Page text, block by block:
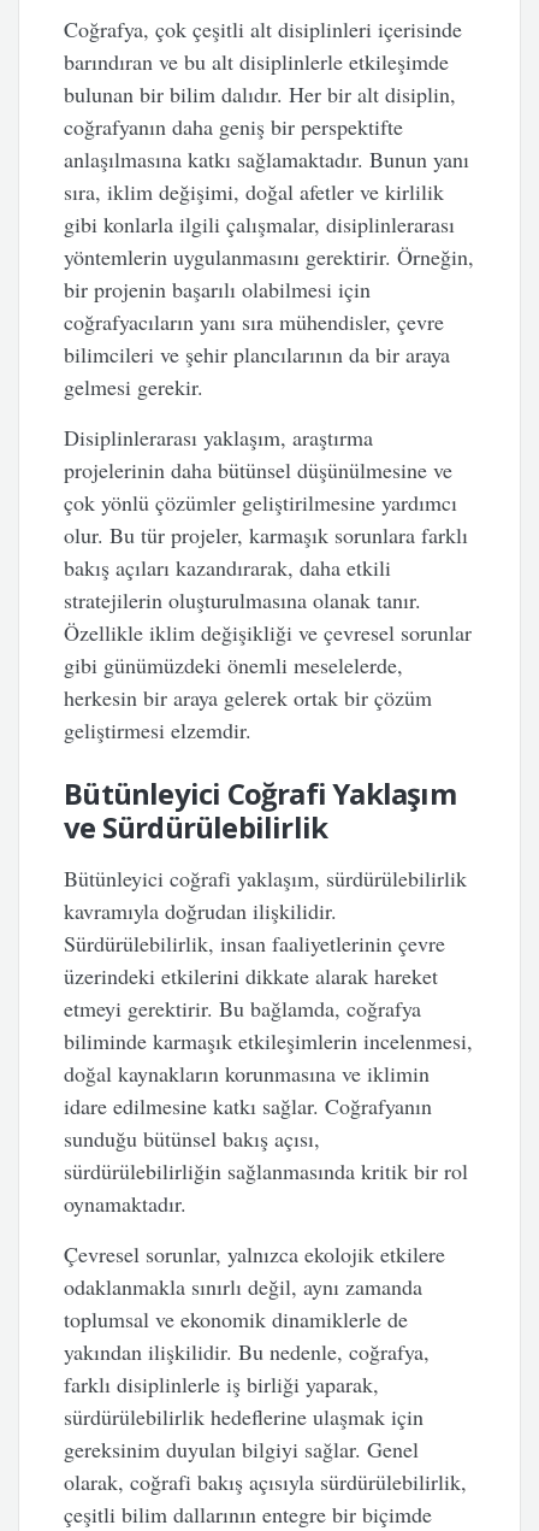
Coğrafya, çok çeşitli alt disiplinleri içerisinde
barındıran ve bu alt disiplinlerle etkileşimde
bulunan bir bilim dalıdır. Her bir alt disiplin,
coğrafyanın daha geniş bir perspektifte
anlaşılmasına katkı sağlamaktadır. Bunun yanı
sıra, iklim değişimi, doğal afetler ve kirlilik
gibi konlarla ilgili çalışmalar, disiplinlerarası
yöntemlerin uygulanmasını gerektirir. Örneğin,
bir projenin başarılı olabilmesi için
coğrafyacıların yanı sıra mühendisler, çevre
bilimcileri ve şehir plancılarının da bir araya
gelmesi gerekir.
Disiplinlerarası yaklaşım, araştırma
projelerinin daha bütünsel düşünülmesine ve
çok yönlü çözümler geliştirilmesine yardımcı
olur. Bu tür projeler, karmaşık sorunlara farklı
bakış açıları kazandırarak, daha etkili
stratejilerin oluşturulmasına olanak tanır.
Özellikle iklim değişikliği ve çevresel sorunlar
gibi günümüzdeki önemli meselelerde,
herkesin bir araya gelerek ortak bir çözüm
geliştirmesi elzemdir.
Bütünleyici Coğrafi Yaklaşım
ve Sürdürülebilirlik
Bütünleyici coğrafi yaklaşım, sürdürülebilirlik
kavramıyla doğrudan ilişkilidir.
Sürdürülebilirlik, insan faaliyetlerinin çevre
üzerindeki etkilerini dikkate alarak hareket
etmeyi gerektirir. Bu bağlamda, coğrafya
biliminde karmaşık etkileşimlerin incelenmesi,
doğal kaynakların korunmasına ve iklimin
idare edilmesine katkı sağlar. Coğrafyanın
sunduğu bütünsel bakış açısı,
sürdürülebilirliğin sağlanmasında kritik bir rol
oynamaktadır.
Çevresel sorunlar, yalnızca ekolojik etkilere
odaklanmakla sınırlı değil, aynı zamanda
toplumsal ve ekonomik dinamiklerle de
yakından ilişkilidir. Bu nedenle, coğrafya,
farklı disiplinlerle iş birliği yaparak,
sürdürülebilirlik hedeflerine ulaşmak için
gereksinim duyulan bilgiyi sağlar. Genel
olarak, coğrafi bakış açısıyla sürdürülebilirlik,
çeşitli bilim dallarının entegre bir biçimde